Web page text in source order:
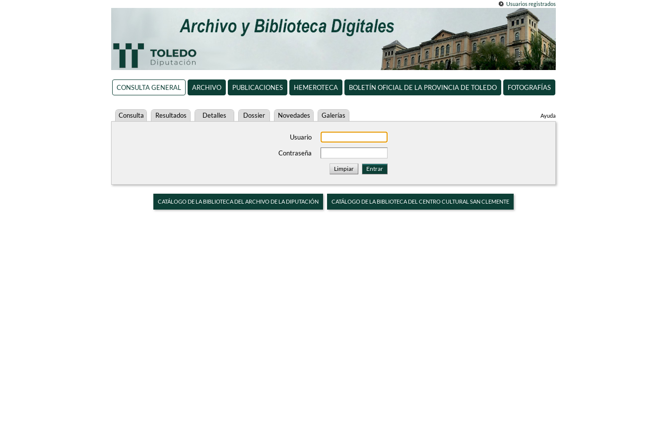
Usuarios registrados
CONSULTA GENERAL ARCHIVO PUBLICACIONES HEMEROTECA BOLETÍN OFICIAL DE LA PROVINCIA DE TOLEDO FOTOGRAFÍAS
Ayuda
Consulta Resultados Detalles Dossier Novedades Galerías
Usuario
Contraseña
CATÁLOGO DE LA BIBLIOTECA DEL ARCHIVO DE LA DIPUTACIÓN CATÁLOGO DE LA BIBLIOTECA DEL CENTRO CULTURAL SAN CLEMENTE